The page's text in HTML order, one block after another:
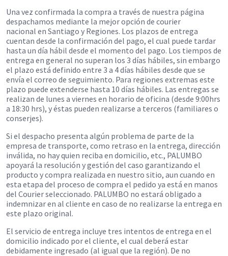
Una vez confirmada la compra a través de nuestra página
despachamos mediante la mejor opción de courier
nacional en Santiago y Regiones. Los plazos de entrega
cuentan desde la confirmación del pago, el cual puede tardar
hasta un día hábil desde el momento del pago. Los tiempos de
entrega en general no superan los 3 días hábiles, sin embargo
el plazo está definido entre 3 a 4 días hábiles desde que se
envía el correo de seguimiento. Para regiones extremas este
plazo puede extenderse hasta 10 días hábiles. Las entregas se
realizan de lunes a viernes en horario de oficina (desde 9:00hrs
a 18:30 hrs), y éstas pueden realizarse a terceros (familiares o
conserjes).
Si el despacho presenta algún problema de parte de la
empresa de transporte, como retraso en la entrega, dirección
inválida, no hay quien reciba en domicilio, etc., PALUMBO
apoyará la resolución y gestión del caso garantizando el
producto y compra realizada en nuestro sitio, aun cuando en
esta etapa del proceso de compra el pedido ya está en manos
del Courier seleccionado. PALUMBO no estará obligado a
indemnizar en al cliente en caso de no realizarse la entrega en
este plazo original.
El servicio de entrega incluye tres intentos de entrega en el
domicilio indicado por el cliente, el cual deberá estar
debidamente ingresado (al igual que la región). De no